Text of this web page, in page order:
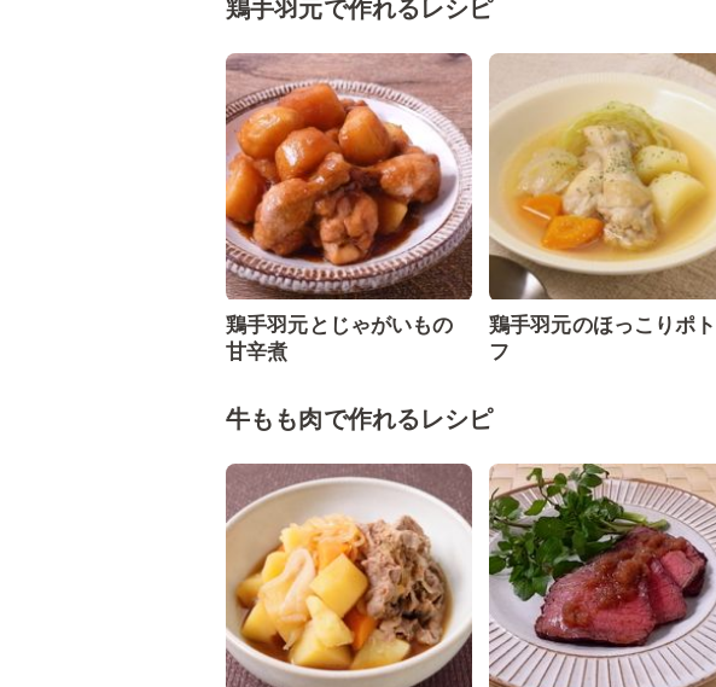
鶏手羽元で作れるレシピ
鶏手羽元とじゃがいもの
甘辛煮
鶏手羽元のほっこりポト
フ
牛もも肉で作れるレシピ